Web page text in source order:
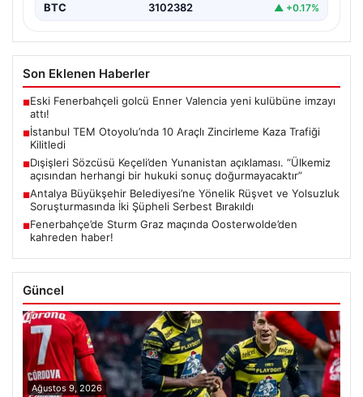
BTC 3102382 ▲ +0.17%
Son Eklenen Haberler
■Eski Fenerbahçeli golcü Enner Valencia yeni kulübüne imzayı
attı!
■İstanbul TEM Otoyolu’nda 10 Araçlı Zincirleme Kaza Trafiği
Kilitledi
■Dışişleri Sözcüsü Keçeli’den Yunanistan açıklaması. “Ülkemiz
açısından herhangi bir hukuki sonuç doğurmayacaktır”
■Antalya Büyükşehir Belediyesi’ne Yönelik Rüşvet ve Yolsuzluk
Soruşturmasında İki Şüpheli Serbest Bırakıldı
■Fenerbahçe’de Sturm Graz maçında Oosterwolde’den
kahreden haber!
Güncel
Ağustos 9, 2026